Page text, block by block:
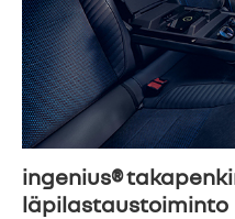
ingenius®
läpilastaustoiminto